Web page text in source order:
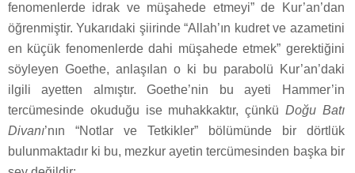
fenomenlerde idrak ve müşahede etmeyi” de Kur’an’dan
öğrenmiştir. Yukarıdaki şiirinde “Allah’ın kudret ve azametini
en küçük fenomenlerde dahi müşahede etmek” gerektiğini
söyleyen Goethe, anlaşılan o ki bu parabolü Kur’an’daki
ilgili ayetten almıştır. Goethe’nin bu ayeti Hammer’in
tercümesinde okuduğu ise muhakkaktır, çünkü Doğu Batı
Divanı’nın “Notlar ve Tetkikler” bölümünde bir dörtlük
bulunmaktadır ki bu, mezkur ayetin tercümesinden başka bir